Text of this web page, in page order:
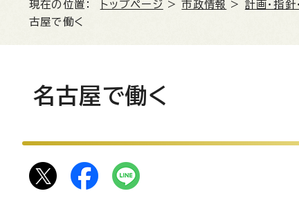
現在の位置： トップページ >市政情報 > 計画・指針
古屋で働く
名古屋で働く